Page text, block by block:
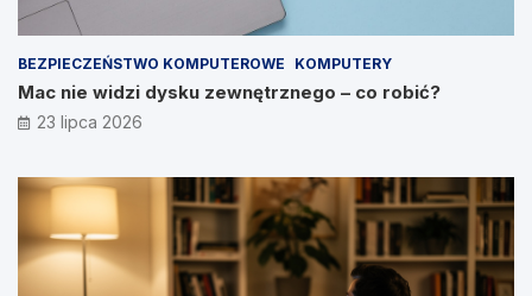
BEZPIECZEŃSTWO KOMPUTEROWE KOMPUTERY
Mac nie widzi dysku zewnętrznego – co robić?
23 lipca 2026